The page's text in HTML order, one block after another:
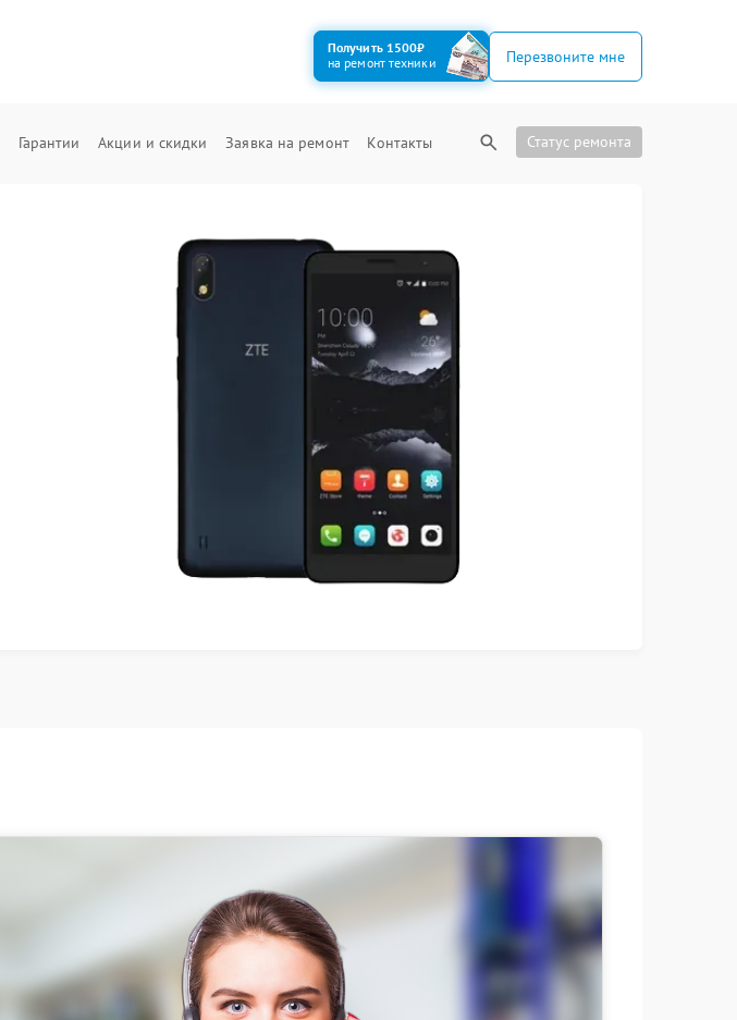
Получить 1500₽
на ремонт техники
Перезвоните мне
Гарантии Акции и скидки Заявка на ремонт Контакты Статус ремонта